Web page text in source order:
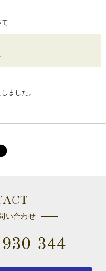
ました。
い合わせ
344